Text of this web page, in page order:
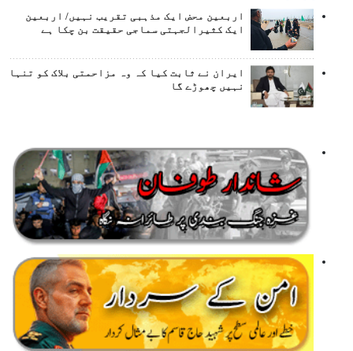
اربعین محض ایک مذہبی تقریب نہیں/ اربعین
ایک کثیرالجہتی سماجی حقیقت بن چکا ہے
ایران نے ثابت کیا کہ وہ مزاحمتی بلاک کو تنہا
نہیں چھوڑے گا